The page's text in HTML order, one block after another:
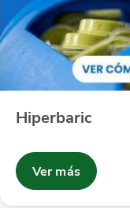
Hiperbaric
Ver más